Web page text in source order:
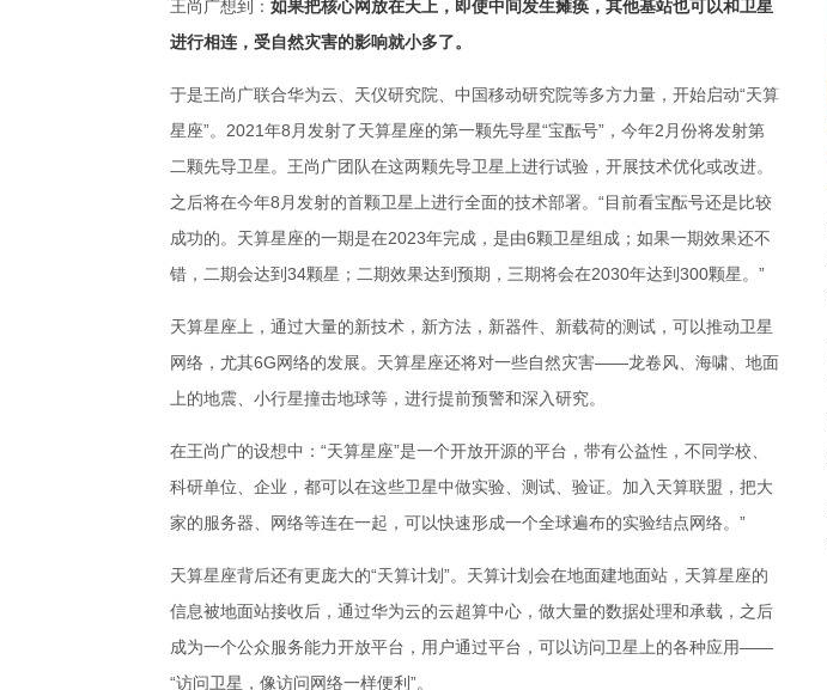
王尚广想到： 如果把核心网放在天上，即使中间发生瘫痪，其他基站也可以和卫星
进行相连，受自然灾害的影响就小多了。
于是王尚广联合华为云、天仪研究院、中国移动研究院等多方力量，开始启动“天算
星座”。2021年8月发射了天算星座的第一颗先导星“宝酝号”，今年2月份将发射第
二颗先导卫星。王尚广团队在这两颗先导卫星上进行试验，开展技术优化或改进。
之后将在今年8月发射的首颗卫星上进行全面的技术部署。“目前看宝酝号还是比较
成功的。天算星座的一期是在2023年完成，是由6颗卫星组成；如果一期效果还不
错，二期会达到34颗星；二期效果达到预期，三期将会在2030年达到300颗星。”
天算星座上，通过大量的新技术，新方法，新器件、新载荷的测试，可以推动卫星
网络，尤其6G网络的发展。天算星座还将对一些自然灾害——龙卷风、海啸、地面
上的地震、小行星撞击地球等，进行提前预警和深入研究。
在王尚广的设想中：“天算星座”是一个开放开源的平台，带有公益性，不同学校、
科研单位、企业，都可以在这些卫星中做实验、测试、验证。加入天算联盟，把大
家的服务器、网络等连在一起，可以快速形成一个全球遍布的实验结点网络。”
天算星座背后还有更庞大的“天算计划”。天算计划会在地面建地面站，天算星座的
信息被地面站接收后，通过华为云的云超算中心，做大量的数据处理和承载，之后
成为一个公众服务能力开放平台，用户通过平台，可以访问卫星上的各种应用——
“访问卫星，像访问网络一样便利”。